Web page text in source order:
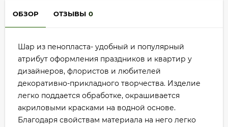
ОБЗОР ОТЗЫВЫ 0
Шар из пенопласта- удобный и популярный
атрибут оформления праздников и квартир у
дизайнеров, флористов и любителей
декоративно-прикладного творчества. Изделие
легко поддается обработке, окрашивается
акриловыми красками на водной основе.
Благодаря свойствам материала на него легко